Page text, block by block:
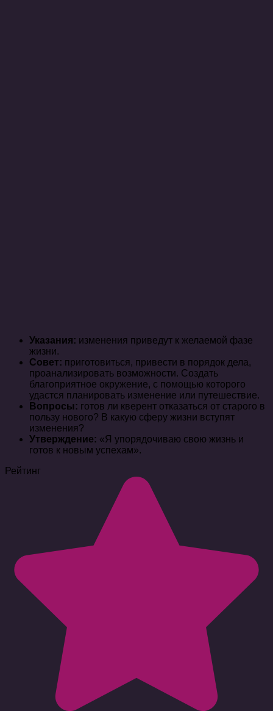
Указания: изменения приведут к желаемой фазе
жизни.
Совет: приготовиться, привести в порядок дела,
проанализировать возможности. Создать
благоприятное окружение, с помощью которого
удастся планировать изменение или путешествие.
Вопросы: готов ли кверент отказаться от старого в
пользу нового? В какую сферу жизни вступят
изменения?
Утверждение: «Я упорядочиваю свою жизнь и
готов к новым успехам».
Рейтинг